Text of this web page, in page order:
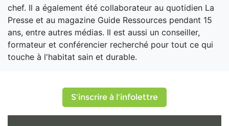
chef. Il a également été collaborateur au quotidien La
Presse et au magazine Guide Ressources pendant 15
ans, entre autres médias. Il est aussi un conseiller,
formateur et conférencier recherché pour tout ce qui
touche à l'habitat sain et durable.
S'inscrire à l'infolettre